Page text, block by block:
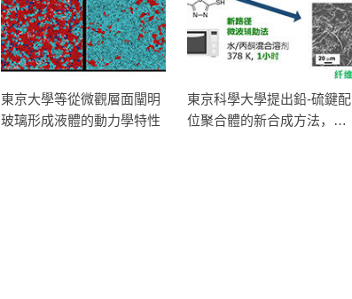
東京大學等從微觀層面闡明
玻璃形成液體的動力學特性
東京科學大學提出鉛-硫鍵配
位聚合體的新合成方法，大